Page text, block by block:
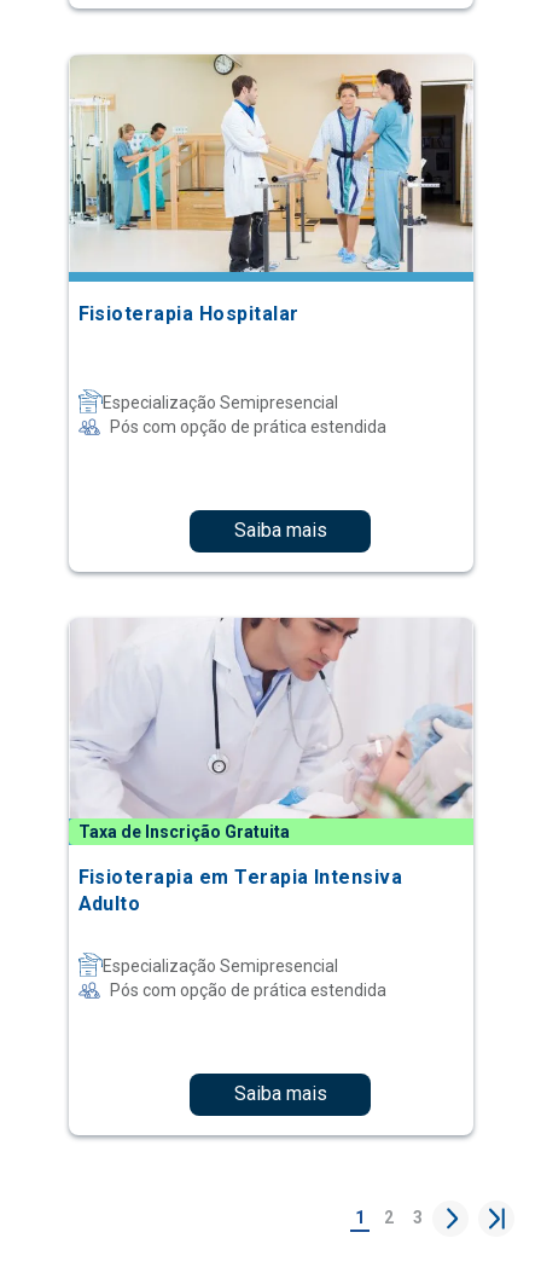
Fisioterapia Hospitalar
Especialização Semipresencial
Pós com opção de prática estendida
Saiba mais
Taxa de Inscrição Gratuita
Fisioterapia em Terapia Intensiva
Adulto
Especialização Semipresencial
Pós com opção de prática estendida
Saiba mais
1 2 3